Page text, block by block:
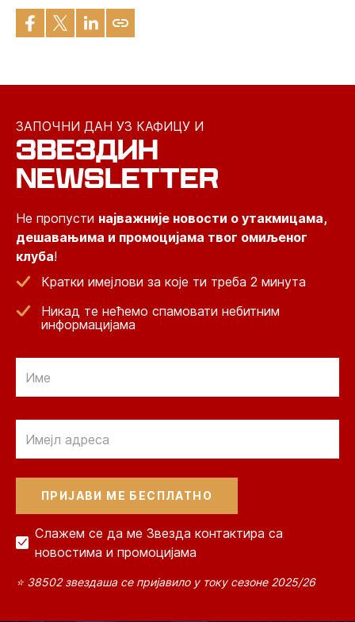
ЗАПОЧНИ ДАН УЗ КАФИЦУ И
ЗВЕЗДИН
NEWSLETTER
Не пропусти најважније новости о утакмицама,
дешавањима и промоцијама твог омиљеног
клуба!
Кратки имејлови за које ти треба 2 минута
Никад те нећемо спамовати небитним
информацијама
Слажем се да ме Звезда контактира са
новостима и промоцијама
⭐ 38502 звездаша се пријавило у току сезоне 2025/26